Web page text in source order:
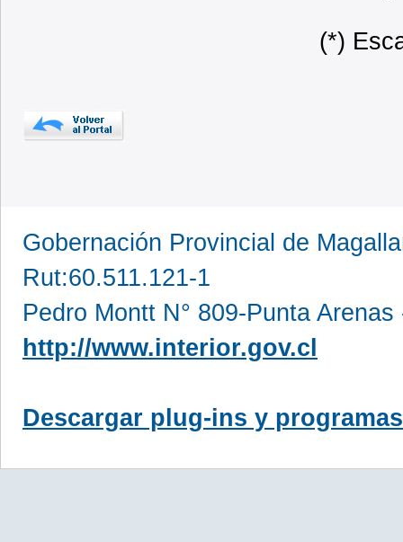
(*)
Gobernación Provincial de
Rut:60.511.121-1
Pedro Montt N° 809-Punta
http://www.interior.gov.cl
Descargar plug-ins y